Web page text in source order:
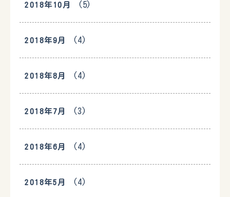
2018年10月 (5)
2018年9月 (4)
2018年8月 (4)
2018年7月 (3)
2018年6月 (4)
2018年5月 (4)